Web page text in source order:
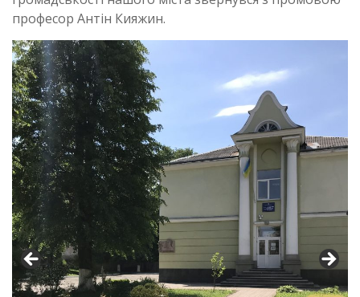
професор Антін Кияжин.